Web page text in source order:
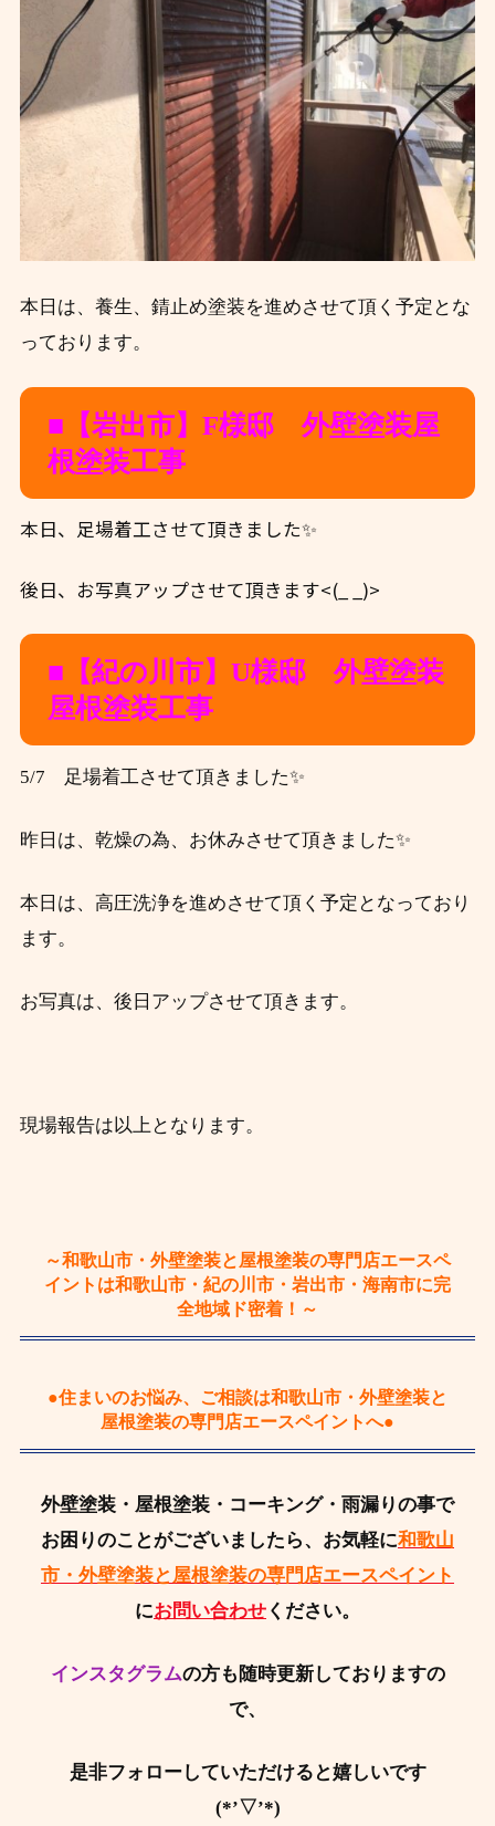
本日は、養生、錆止め塗装を進めさせて頂く予定とな
っております。
■【岩出市】F様邸 外壁塗装屋
根塗装工事
本日、足場着工させて頂きました✨
後日、お写真アップさせて頂きます<(_ _)>
■【紀の川市】U様邸 外壁塗装
屋根塗装工事
5/7 足場着工させて頂きました✨
昨日は、乾燥の為、お休みさせて頂きました✨
本日は、高圧洗浄を進めさせて頂く予定となっており
ます。
お写真は、後日アップさせて頂きます。
現場報告は以上となります。
～和歌山市・外壁塗装と屋根塗装の専門店エースペ
イントは和歌山市・紀の川市・岩出市・海南市に完
全地域ド密着！～
●住まいのお悩み、ご相談は和歌山市・外壁塗装と
屋根塗装の専門店エースペイントへ●
外壁塗装・屋根塗装・コーキング・雨漏りの事で
お困りのことがございましたら、お気軽に和歌山
市・外壁塗装と屋根塗装の専門店エースペイント
にお問い合わせ ください。
インスタグラムの方も随時更新しておりますの
で、
是非フォローしていただけると嬉しいです
(*’▽’*)